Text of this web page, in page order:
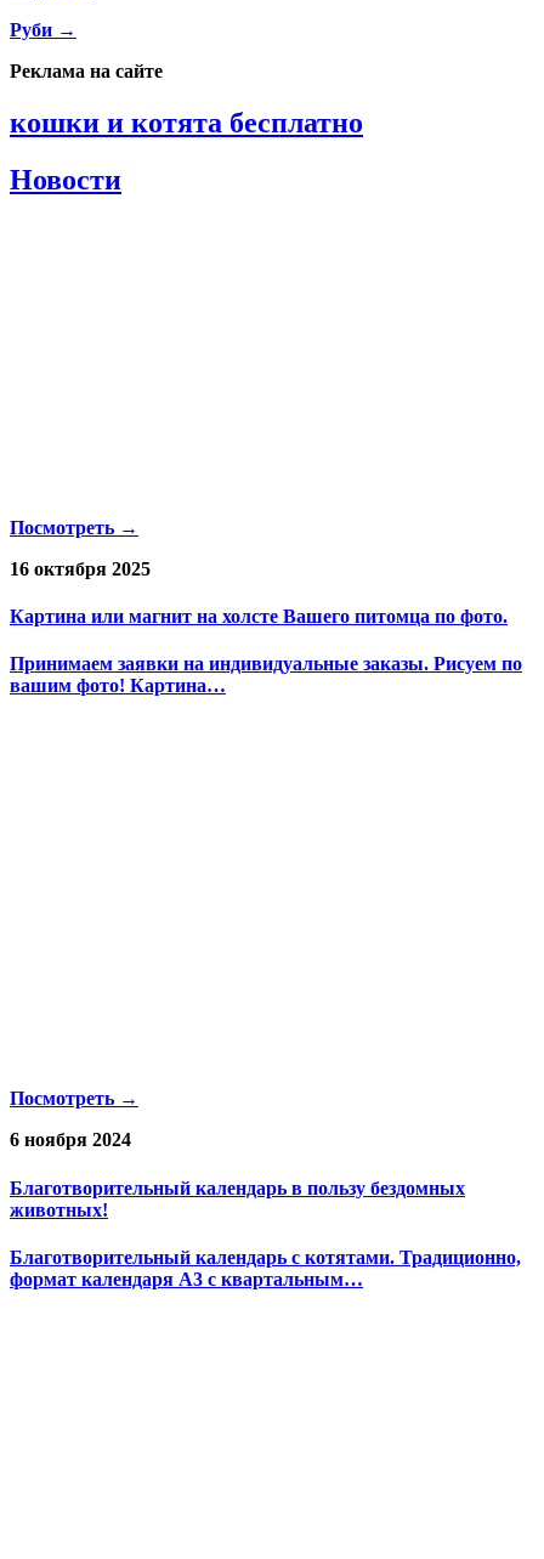
Руби →
Реклама на сайте
кошки и котята бесплатно
Новости
Посмотреть →
16 октября 2025
Картина или магнит на холсте Вашего питомца по фото.
Принимаем заявки на индивидуальные заказы. Рисуем по
вашим фото! Картина…
Посмотреть →
6 ноября 2024
Благотворительный календарь в пользу бездомных
животных!
Благотворительный календарь с котятами. Традиционно,
формат календаря А3 с квартальным…